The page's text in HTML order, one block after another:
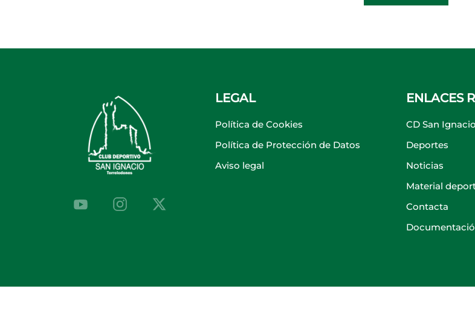
LEGAL
Política de Cookies
Política de Protección de Datos
Aviso legal
ENLACES
CD San Ignacio
Deportes
Noticias
Material
Contacta